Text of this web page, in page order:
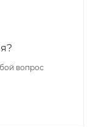
вопрос